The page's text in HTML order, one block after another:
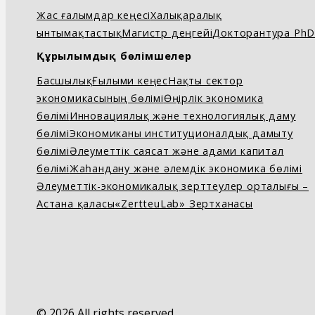
Жас ғалымдар кеңесіХалықаралық
ынтымақтастықМагистр деңгейіДокторантура PhD
Құрылымдық бөлімшелер
БасшылықҒылыми кеңесНақты сектор
экономикасының бөліміӨңірлік экономика
бөліміИнновациялық және технологиялық даму
бөліміЭкономиканы институционалдық дамыту
бөліміӘлеуметтік саясат және адами капитал
бөліміЖаһандану және әлемдік экономика бөлімі
Әлеуметтік-экономикалық зерттеулер орталығы –
Астана қаласы«ZertteuLab» Зертханасы